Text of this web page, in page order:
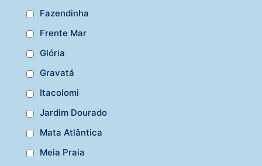
Fazendinha
Frente Mar
Glória
Gravatá
Itacolomi
Jardim Dourado
Mata Atlântica
Meia Praia